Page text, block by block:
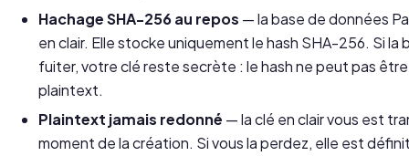
Hachage SHA-256 au repos — la base de données
en clair. Elle stocke uniquement le hash SHA-256. Si la
fuiter, votre clé reste secrète : le hash ne peut pas
plaintext.
Plaintext jamais redonné — la clé en clair vous est
moment de la création. Si vous la perdez, elle est